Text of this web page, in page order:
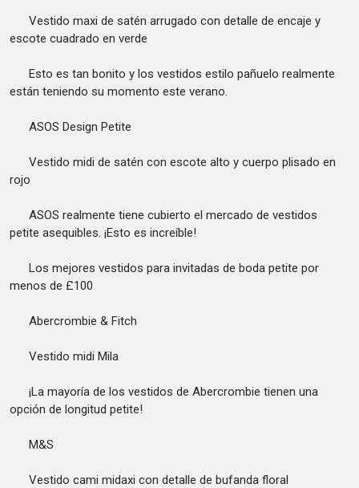
Vestido maxi de satén arrugado con detalle de encaje y
escote cuadrado en verde
Esto es tan bonito y los vestidos estilo pañuelo realmente
están teniendo su momento este verano.
ASOS Design Petite
Vestido midi de satén con escote alto y cuerpo plisado en
rojo
ASOS realmente tiene cubierto el mercado de vestidos
petite asequibles. ¡Esto es increíble!
Los mejores vestidos para invitadas de boda petite por
menos de £100
Abercrombie & Fitch
Vestido midi Mila
¡La mayoría de los vestidos de Abercrombie tienen una
opción de longitud petite!
M&S
Vestido cami midaxi con detalle de bufanda floral